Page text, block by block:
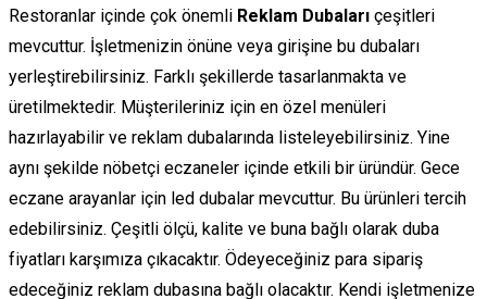
Restoranlar içinde çok önemli Reklam Dubaları çeşitleri
mevcuttur. İşletmenizin önüne veya girişine bu dubaları
yerleştirebilirsiniz. Farklı şekillerde tasarlanmakta ve
üretilmektedir. Müşterileriniz için en özel menüleri
hazırlayabilir ve reklam dubalarında listeleyebilirsiniz. Yine
aynı şekilde nöbetçi eczaneler içinde etkili bir üründür. Gece
eczane arayanlar için led dubalar mevcuttur. Bu ürünleri tercih
edebilirsiniz. Çeşitli ölçü, kalite ve buna bağlı olarak duba
fiyatları karşımıza çıkacaktır. Ödeyeceğiniz para sipariş
edeceğiniz reklam dubasına bağlı olacaktır. Kendi işletmenize